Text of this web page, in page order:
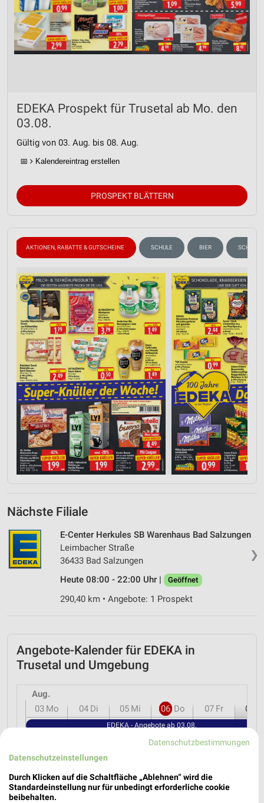
EDEKA Prospekt für Trusetal ab Mo. den
03.08.
Gültig von 03. Aug. bis 08. Aug.
📅 Kalendereintrag erstellen
PROSPEKT BLÄTTERN
AKTIONEN, RABATTE & GUTSCHEINE SCHULE BIER
Nächste Filiale
❯
E-Center Herkules SB Warenhaus Bad Salzungen
Leimbacher Straße
36433 Bad Salzungen
Heute 08:00 - 22:00 Uhr |
Geöffnet
290,40 km • Angebote: 1 Prospekt
Angebote-Kalender für EDEKA in
Trusetal und Umgebung
Aug.
03 Mo 04 Di 05 Mi 06 Do 07 Fr 08
EDEKA - Angebote ab 03.08.
EDEKA - Angebote ab 03.08.
Datenschutzbestimmungen
Datenschutzeinstellungen
Durch Klicken auf die Schaltfläche „Ablehnen“ wird die
Standardeinstellung nur für unbedingt erforderliche cookie
beibehalten.